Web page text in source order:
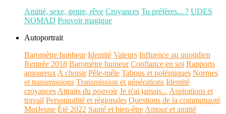
Amitié, sexe, genre, rêve Croyances Tu préfères... ? UDES
NOMAD Pouvoir magique
Autoportrait
Baromètre bonheur Identité Valeurs Influence au quotidien
Rentrée 2018 Baromètre humeur Confiance en soi Rapports
amoureux A choisir Pêle-mêle Tabous et polémiques Normes
et transmissions Transmission et générations Identité
croyances Attraits du pouvoir Je n'ai jamais... Aspirations et
travail Personnalité et régionales Questions de la communauté
MoiJeune Été 2022 Santé et bien-être Amour et amitié